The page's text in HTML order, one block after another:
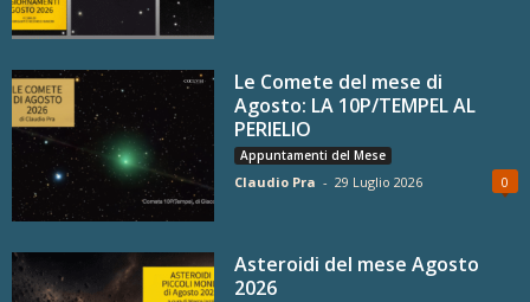
Le Comete del mese di
Agosto: LA 10P/TEMPEL AL
PERIELIO
Appuntamenti del Mese
Claudio Pra - 29 Luglio 2026 0
Asteroidi del mese Agosto
2026